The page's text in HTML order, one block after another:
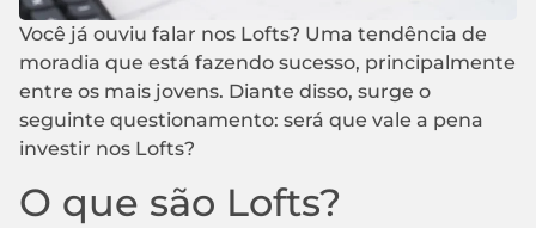
Você já ouviu falar nos Lofts? Uma tendência de
moradia que está fazendo sucesso, principalmente
entre os mais jovens. Diante disso, surge o
seguinte questionamento: será que vale a pena
investir nos Lofts?
O que são Lofts?